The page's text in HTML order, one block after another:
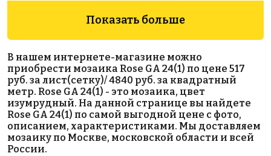
1348 руб./м²
Rose A 45(2)
327x327
2334 руб./м²
Rose WA 11
327x327
11783 руб./м²
Rose CG 88(3)
327x327
Показать больше
В нашем интернете-магазине можно
приобрести мозаика Rose GA 24(1) по цене 517
руб. за лист(сетку)/ 4840 руб. за квадратный
метр. Rose GA 24(1) - это мозаика, цвет
изумрудный. На данной странице вы найдете
Rose GA 24(1) по самой выгодной цене с фото,
описанием, характеристиками. Мы доставляем
мозаику по Москве, московской области и всей
России.